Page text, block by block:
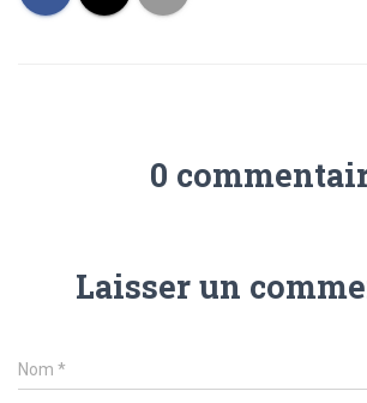
0
Laisser un
Nom *